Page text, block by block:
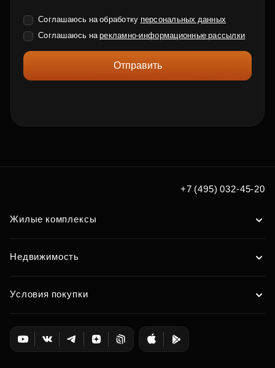
Соглашаюсь на обработку персональных данных
Соглашаюсь нарекламно-информационные рассылки
Отправить
+7 (495) 032-45-20
Жилые комплексы
Недвижимость
Условия покупки